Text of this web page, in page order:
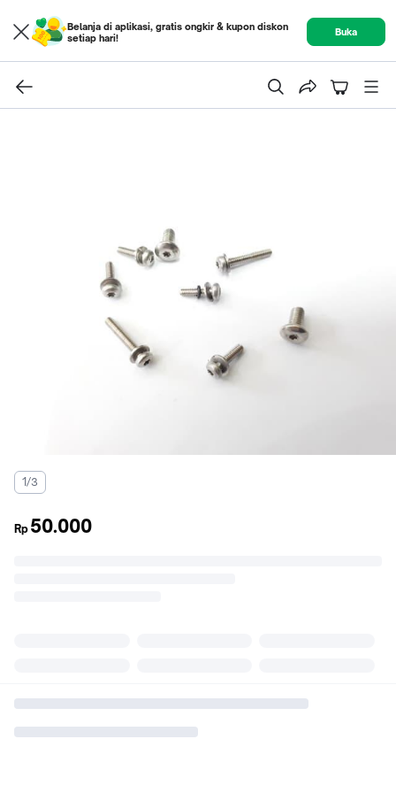
Belanja di aplikasi, gratis ongkir & kupon diskon
setiap hari!
Buka
1/3
Rp 50.000